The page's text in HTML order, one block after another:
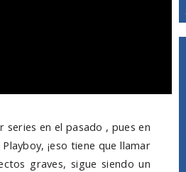
en el pasado , pues en
¡eso tiene que llamar
graves, sigue siendo un